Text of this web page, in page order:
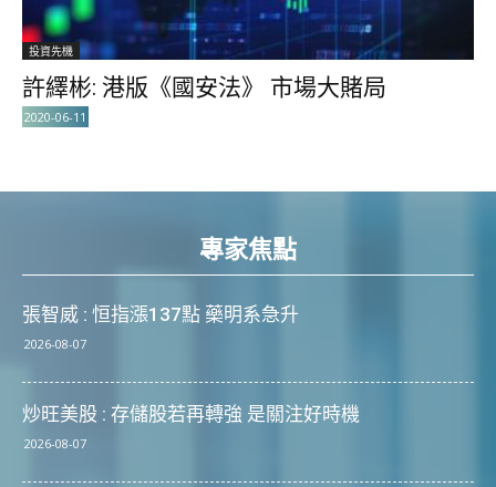
投資先機
許繹彬: 港版《國安法》 市場大賭局
2020-06-11
專家焦點
張智威 : 恒指漲137點 藥明系急升
2026-08-07
炒旺美股 : 存儲股若再轉強 是關注好時機
2026-08-07